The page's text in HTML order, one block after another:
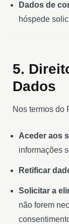
Dados de
hóspede
5.
Dados
Nos termos do
Aceder aos
informações
Retificar
Solicitar a
não forem